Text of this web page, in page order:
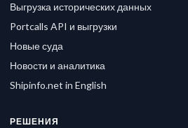
Выгрузка исторических данных
Portcalls API и выгрузки
Новые суда
Новости и аналитика
Shipinfo.net in English
РЕШЕНИЯ